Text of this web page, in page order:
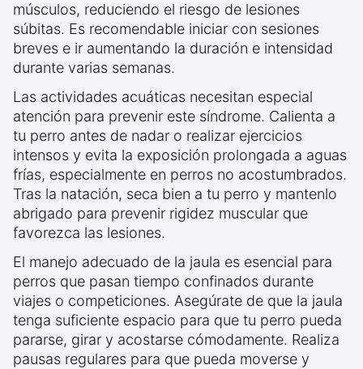
músculos, reduciendo el riesgo de lesiones
súbitas. Es recomendable iniciar con sesiones
breves e ir aumentando la duración e intensidad
durante varias semanas.
Las actividades acuáticas necesitan especial
atención para prevenir este síndrome. Calienta a
tu perro antes de nadar o realizar ejercicios
intensos y evita la exposición prolongada a aguas
frías, especialmente en perros no acostumbrados.
Tras la natación, seca bien a tu perro y mantenlo
abrigado para prevenir rigidez muscular que
favorezca las lesiones.
El manejo adecuado de la jaula es esencial para
perros que pasan tiempo confinados durante
viajes o competiciones. Asegúrate de que la jaula
tenga suficiente espacio para que tu perro pueda
pararse, girar y acostarse cómodamente. Realiza
pausas regulares para que pueda moverse y